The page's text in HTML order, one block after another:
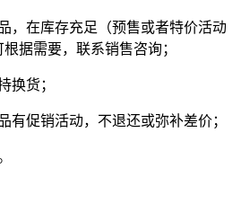
，在库存充足（预售或者特价活动
据需要，联系销售咨询；
换货；
有促销活动，不退还或弥补差价；